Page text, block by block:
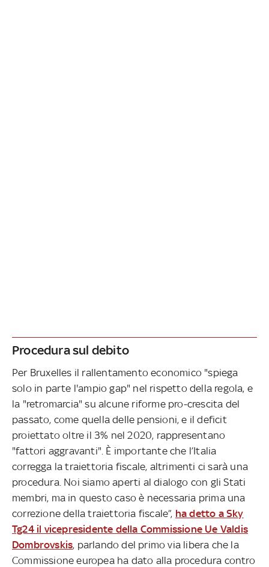
Procedura sul debito
Per Bruxelles il rallentamento economico "spiega
solo in parte l'ampio gap" nel rispetto della regola, e
la "retromarcia" su alcune riforme pro-crescita del
passato, come quella delle pensioni, e il deficit
proiettato oltre il 3% nel 2020, rappresentano
"fattori aggravanti". È importante che l’Italia
corregga la traiettoria fiscale, altrimenti ci sarà una
procedura. Noi siamo aperti al dialogo con gli Stati
membri, ma in questo caso è necessaria prima una
correzione della traiettoria fiscale”, ha detto a Sky
Tg24 il vicepresidente della Commissione Ue Valdis
Dombrovskis, parlando del primo via libera che la
Commissione europea ha dato alla procedura contro